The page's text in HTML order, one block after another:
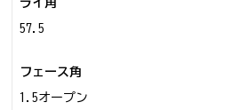
57.5
フェース角
1.5オープン